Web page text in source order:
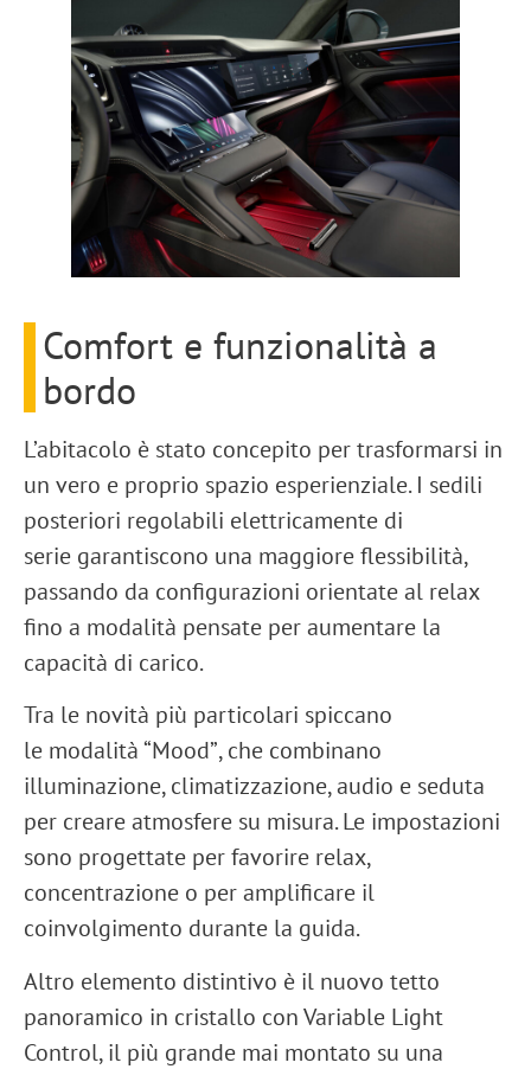
Comfort e funzionalità a
bordo
L’abitacolo è stato concepito per trasformarsi in
un vero e proprio spazio esperienziale. I sedili
posteriori regolabili elettricamente di
serie garantiscono una maggiore flessibilità,
passando da configurazioni orientate al relax
fino a modalità pensate per aumentare la
capacità di carico.
Tra le novità più particolari spiccano
le modalità “Mood”, che combinano
illuminazione, climatizzazione, audio e seduta
per creare atmosfere su misura. Le impostazioni
sono progettate per favorire relax,
concentrazione o per amplificare il
coinvolgimento durante la guida.
Altro elemento distintivo è il nuovo tetto
panoramico in cristallo con Variable Light
Control, il più grande mai montato su una